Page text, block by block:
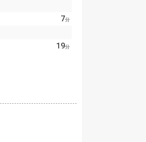
7分
19分